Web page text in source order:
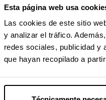
Esta página web usa
Las cookies de este sitio
y analizar el tráfico.
redes sociales, publicidad y
que hayan recopilado a